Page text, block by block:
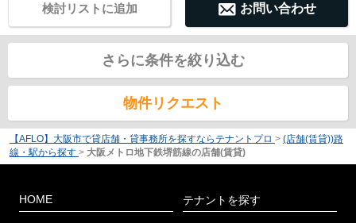
お問い合わせ
検討リストに追加
さらに条件を絞り込む
物件リクエスト
【AFLO】大阪市で貸店舗・貸事務所を探すならテナントプロ > (店舗(賃貸))路
線・駅から探す > 大阪メトロ地下鉄堺筋線の店舗(賃貸)
HOME テナントを探す